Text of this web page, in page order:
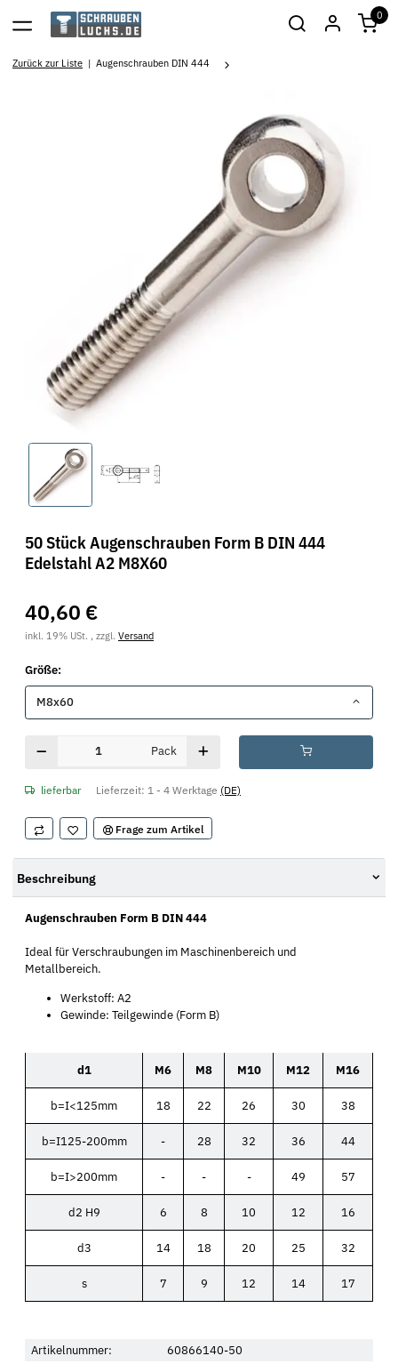
0
Zurück zur Liste Augenschrauben DIN 444
50 Stück Augenschrauben Form B DIN 444
Edelstahl A2 M8X60
40,60 €
inkl. 19% USt. , zzgl. Versand
Größe:
M8x60
Pack
lieferbar Lieferzeit: 1 - 4 Werktage (DE)
Frage zum Artikel
Beschreibung
Augenschrauben Form B DIN 444
Ideal für Verschraubungen im Maschinenbereich und
Metallbereich.
Werkstoff: A2
Gewinde: Teilgewinde (Form B)
d1 M6 M8 M10 M12 M16
b=I<125mm 18 22 26 30 38
b=I125-200mm - 28 32 36 44
b=I>200mm - - - 49 57
d2 H9 6 8 10 12 16
d3 14 18 20 25 32
s 7 9 12 14 17
Artikelnummer:
60866140-50